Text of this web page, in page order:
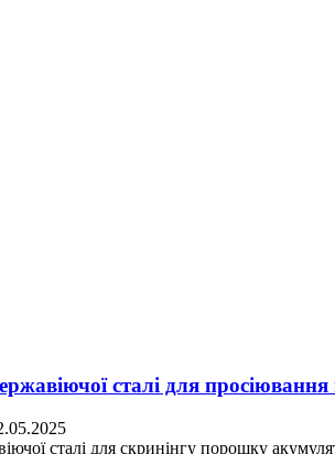
сталі для
сталі для скринінгу порошку